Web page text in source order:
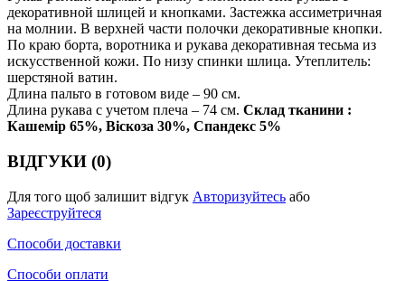
декоративной шлицей и кнопками. Застежка ассиметричная
на молнии. В верхней части полочки декоративные кнопки.
По краю борта, воротника и рукава декоративная тесьма из
искусственной кожи. По низу спинки шлица. Утеплитель:
шерстяной ватин.
Длина пальто в готовом виде – 90 см.
Длина рукава с учетом плеча – 74 см. Склад тканини :
Кашемір 65%, Віскоза 30%, Спандекс 5%
ВІДГУКИ (0)
Для того щоб залишит відгук Авторизуйтесь або
Зареєструйтеся
Способи доставки
Способи оплати